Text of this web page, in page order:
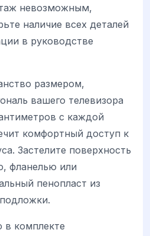
невозможным,
наличие всех деталей
в руководстве
размером,
вашего телевизора
с каждой
комфортный доступ к
Застелите поверхность
фланелью или
пенопласт из
в комплекте